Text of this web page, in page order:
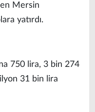
Mersin
yatırdı.
750 lira, 3 bin 274
31 bin lira